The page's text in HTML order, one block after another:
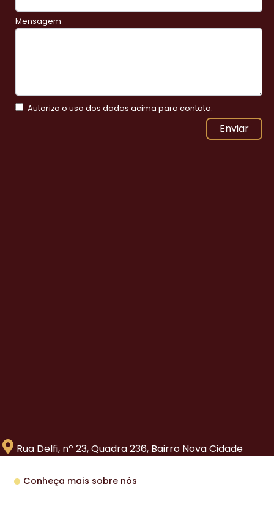
Mensagem
Autorizo o uso dos dados acima para contato.
Enviar
Rua Delfi, nº 23, Quadra 236, Bairro Nova Cidade
Conheça mais sobre nós